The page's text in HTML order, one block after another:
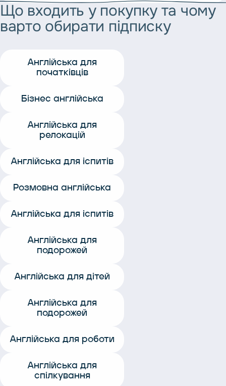
Що входить у покупку та чому
варто обирати підписку
Англійська для
початківців
Бізнес англійська
Англійська для
релокацій
Англійська для іспитів
Розмовна англійська
Англійська для іспитів
Англійська для
подорожей
Англійська для дітей
Англійська для
подорожей
Англійська для роботи
Англійська для
спілкування